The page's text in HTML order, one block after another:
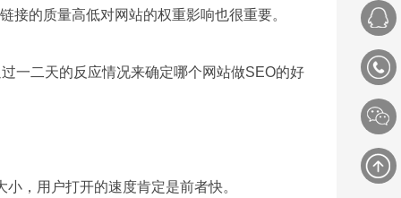
的质量高低对网站的权重影响也很重要。
一二天的反应情况来确定哪个网站做SEO的好
，用户打开的速度肯定是前者快。